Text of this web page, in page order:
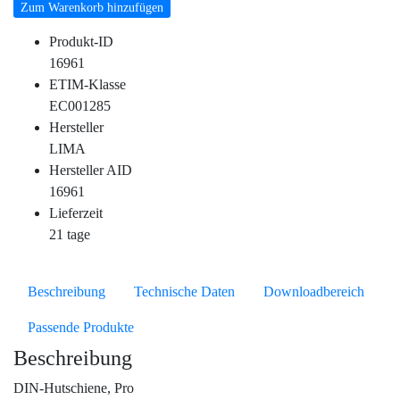
Zum Warenkorb hinzufügen
Produkt-ID
16961
ETIM-Klasse
EC001285
Hersteller
LIMA
Hersteller AID
16961
Lieferzeit
21 tage
Beschreibung Technische Daten Downloadbereich
Passende Produkte
Beschreibung
DIN-Hutschiene, Pro